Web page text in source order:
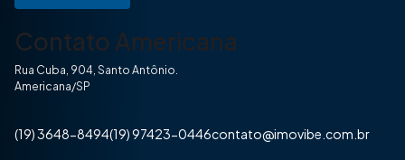
Contato Americana
Rua Cuba, 904, Santo Antônio.
Americana/SP
(19) 3648-8494(19) 97423-0446contato@imovibe.com.br